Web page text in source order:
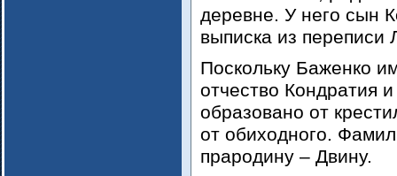
деревне. У него сын
выписка из переписи
Поскольку Баженко
отчество Кондратия
образовано от
от обиходного.
прародину – Двину.